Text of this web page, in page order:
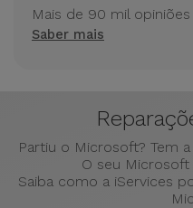
Mais de 90 mil
Saber mais
Partiu o Microsoft? Tem
O seu Microsoft
Saiba como a iServices